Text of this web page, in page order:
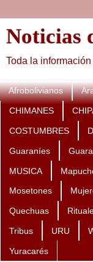
Noticias
Toda la
Afrobolivianos
CHIMANES
COSTUMBRES
Guaraníes
MUSICA
Mosetones
Quechuas
Tribus URU
Yuracarés